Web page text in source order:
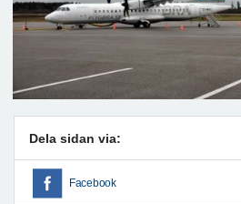
Dela sidan via:
Facebook